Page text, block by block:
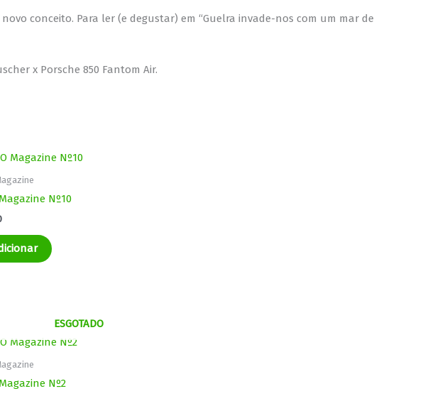
conceito. Para ler (e degustar) em “Guelra invade-nos com um mar de
x Porsche 850 Fantom Air.
Nº10
ESGOTADO
Nº2